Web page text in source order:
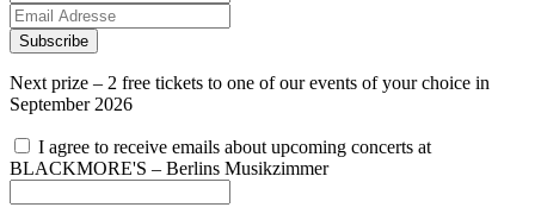
Subscribe
Next prize – 2 free tickets to one of our events of your choice in
September 2026
I agree to receive emails about upcoming concerts at
BLACKMORE'S – Berlins Musikzimmer